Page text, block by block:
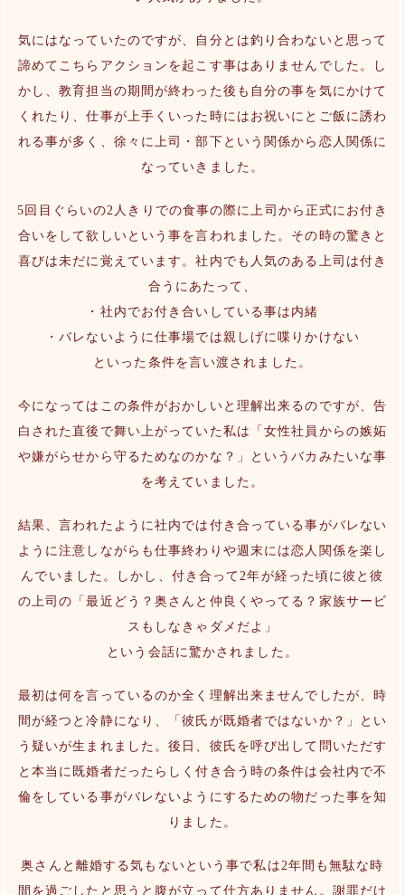
気にはなっていたのですが、自分とは釣り合わないと思って
諦めてこちらアクションを起こす事はありませんでした。し
かし、教育担当の期間が終わった後も自分の事を気にかけて
くれたり、仕事が上手くいった時にはお祝いにとご飯に誘わ
れる事が多く、徐々に上司・部下という関係から恋人関係に
なっていきました。
5回目ぐらいの2人きりでの食事の際に上司から正式にお付き
合いをして欲しいという事を言われました。その時の驚きと
喜びは未だに覚えています。社内でも人気のある上司は付き
合うにあたって、
・社内でお付き合いしている事は内緒
・バレないように仕事場では親しげに喋りかけない
といった条件を言い渡されました。
今になってはこの条件がおかしいと理解出来るのですが、告
白された直後で舞い上がっていた私は「女性社員からの嫉妬
や嫌がらせから守るためなのかな？」というバカみたいな事
を考えていました。
結果、言われたように社内では付き合っている事がバレない
ように注意しながらも仕事終わりや週末には恋人関係を楽し
んでいました。しかし、付き合って2年が経った頃に彼と彼
の上司の「最近どう？奥さんと仲良くやってる？家族サービ
スもしなきゃダメだよ」
という会話に驚かされました。
最初は何を言っているのか全く理解出来ませんでしたが、時
間が経つと冷静になり、「彼氏が既婚者ではないか？」とい
う疑いが生まれました。後日、彼氏を呼び出して問いただす
と本当に既婚者だったらしく付き合う時の条件は会社内で不
倫をしている事がバレないようにするための物だった事を知
りました。
奥さんと離婚する気もないという事で私は2年間も無駄な時
間を過ごしたと思うと腹が立って仕方ありません。謝罪だけ